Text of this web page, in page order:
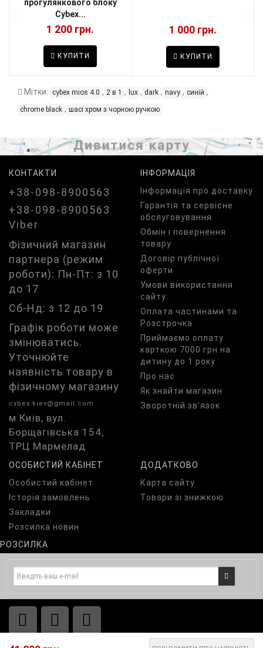
прогулянкового блоку
Cybex...
1 200 грн.
КУПИТИ
1 000 грн.
КУПИТИ
Мітки: cybex mios 4.0 , 2 в 1 , lux , dark , navy , синій ,
chrome black , шасі хром з чорною ручкою
КОНТАКТИ
+38-098-8900563
+38-098-8900563
Viber
Фізичний магазин
партнера (режим
роботи): Пн-Пт: з 10
до 17
Сб-Нд: з 12 до 19
Графік роботи може
змінюватись.
Уточнюйте
наявність товару в
фізичному магазину
cybex.kiev@gmail.com
м.Київ, вул.
Борщагівська 154,
ТРЦ Мармелад
ІНФОРМАЦІЯ
Iнформація про доставку
Гарантія та сервісне
обслуговування
Обмін і повернення
товару
Договір публічної
оферти
Умови використання
сайту
Оплата частинами та
Розстрочка
Приймаємо оплату
карткою 7000 грн на
дитину до 1 року
Про нас
Як знайти магазин
Зворотній зв’язок
ОСОБИСТИЙ КАБІНЕТ
Особистий кабінет
Історія замовлень
Закладки
Розсилка новин
ДОДАТКОВО
Карта сайту
Товари зі знижкою
РОЗСИЛКА